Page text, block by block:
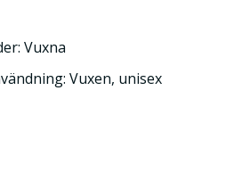
Vuxna
Vuxen, unisex